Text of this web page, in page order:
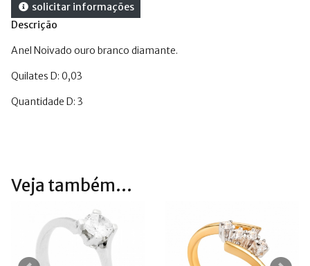
solicitar informações
Descrição
Anel Noivado ouro branco diamante.
Quilates D: 0,03
Quantidade D: 3
Veja também...